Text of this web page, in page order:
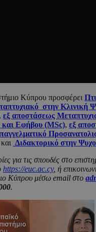
Κύπρου προσφέρει
στην Κλινική
, εξ αποστάσεως
και Εφήβου (MSc), εξ
και Διδακτορικό στην
για τις σπουδές στο
https://euc.ac.cy, ή
Κύπρου μέσω email στο
.